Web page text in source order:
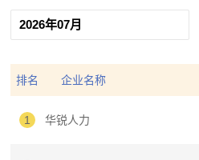
排名 企业名称
1 华锐人力